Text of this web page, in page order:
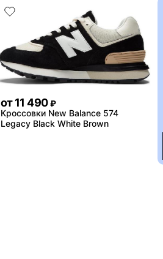
от 11 490 ₽
Кроссовки New Balance 574
Legacy Black White Brown